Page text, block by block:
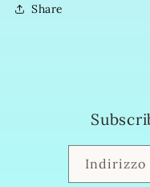
Share
Indirizzo